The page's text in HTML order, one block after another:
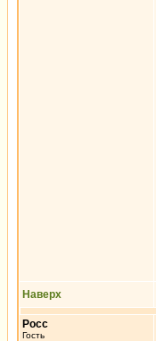
Наверх
Росс
Гость